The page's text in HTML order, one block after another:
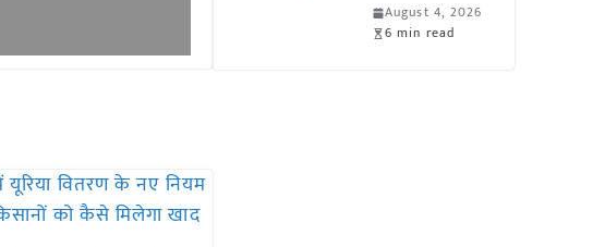
August 4, 2026
6 min read